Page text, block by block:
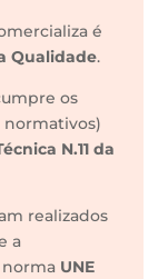
é
Qualidade.
os
N.11 da
realizados
a
norma UNE